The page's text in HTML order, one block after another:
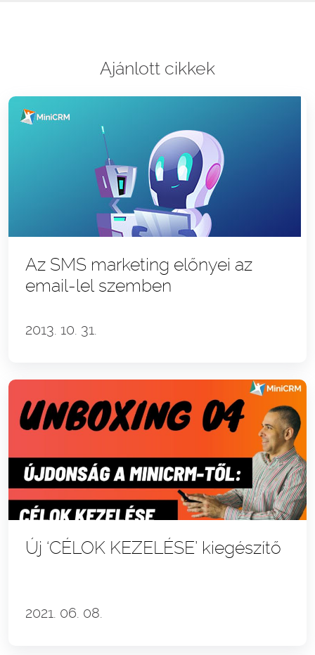
Ajánlott cikkek
Az SMS marketing előnyei az
email-lel szemben
2013. 10. 31.
Új ‘CÉLOK KEZELÉSE’ kiegészítő
2021. 06. 08.